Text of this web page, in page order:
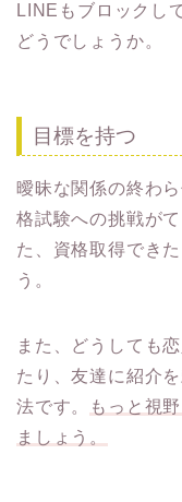
LINEもブロックし
どうでしょうか。
目標を持つ
曖昧な関係の終わ
格試験への挑戦が
た、資格取得でき
う。
また、どうしても
たり、友達に紹介
法です。
もっと視
ましょう。